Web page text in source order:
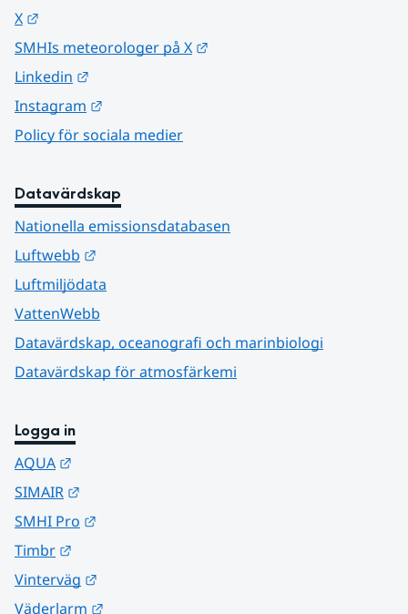
X
SMHIs meteorologer på X
Linkedin
Instagram
Policy för sociala medier
Datavärdskap
Nationella emissionsdatabasen
Luftwebb
Luftmiljödata
VattenWebb
Datavärdskap, oceanografi och marinbiologi
Datavärdskap för atmosfärkemi
Logga in
AQUA
SIMAIR
SMHI Pro
Timbr
Vinterväg
Väderlarm